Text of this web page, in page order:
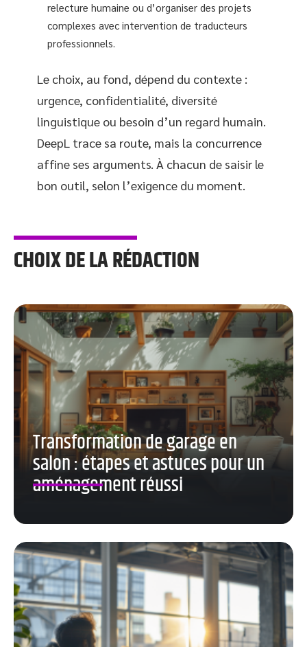
relecture humaine ou d’organiser des projets
complexes avec intervention de traducteurs
professionnels.
Le choix, au fond, dépend du contexte :
urgence, confidentialité, diversité
linguistique ou besoin d’un regard humain.
DeepL trace sa route, mais la concurrence
affine ses arguments. À chacun de saisir le
bon outil, selon l’exigence du moment.
CHOIX DE LA RÉDACTION
Transformation de garage en
salon : étapes et astuces pour un
aménagement réussi